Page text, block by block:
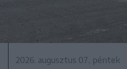
2026. augusztus 07., péntek